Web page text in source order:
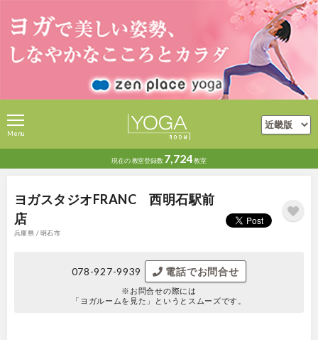
現在の教室登録数 7,724教室
Menu
ヨガスタジオFRANC 西明石駅前
店
兵庫県 / 明石市
078-927-9939 電話でお問合せ
※お問合せの際には
「ヨガルームを見た」というとスムーズです。